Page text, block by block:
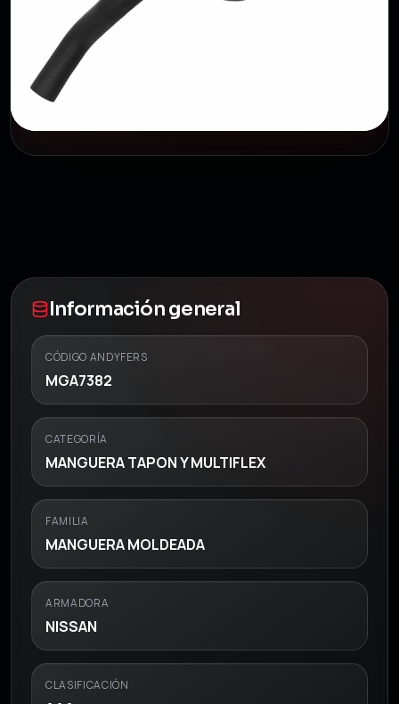
Información general
CÓDIGO ANDYFERS
MGA7382
CATEGORÍA
MANGUERA TAPON Y MULTIFLEX
FAMILIA
MANGUERA MOLDEADA
ARMADORA
NISSAN
CLASIFICACIÓN